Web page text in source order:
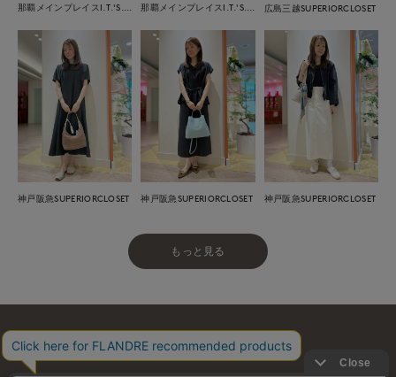
広島三越SUPERIORCLOSET
神戸阪急SUPERIORCLOSET 神戸阪急SUPERIORCLOSET 神戸阪急SUPERIORCLOSET
もっと見る